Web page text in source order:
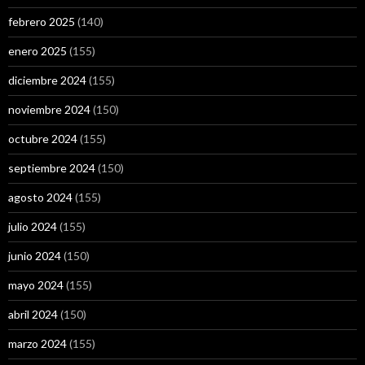
febrero 2025 (140)
enero 2025 (155)
diciembre 2024(155)
noviembre 2024(150)
octubre 2024(155)
septiembre 2024(150)
agosto 2024(155)
julio 2024(155)
junio 2024(150)
mayo 2024(155)
abril 2024(150)
marzo 2024(155)